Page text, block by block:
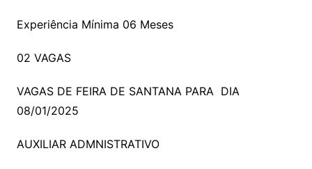
Experiência Mínima 06 Meses
02 VAGAS
VAGAS DE FEIRA DE SANTANA PARA DIA
08/01/2025
AUXILIAR ADMNISTRATIVO